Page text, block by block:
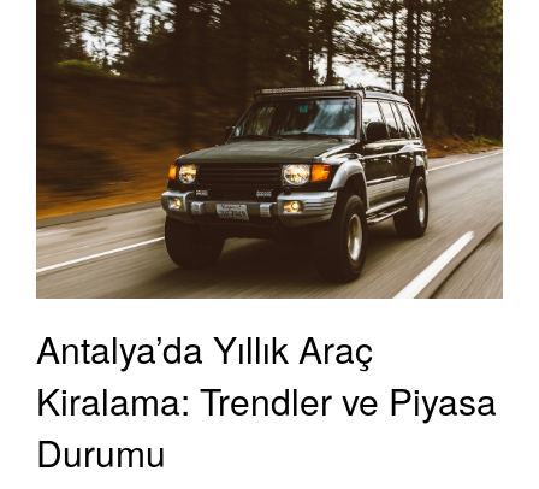
Antalya’da Yıllık Araç
Kiralama: Trendler ve Piyasa
Durumu